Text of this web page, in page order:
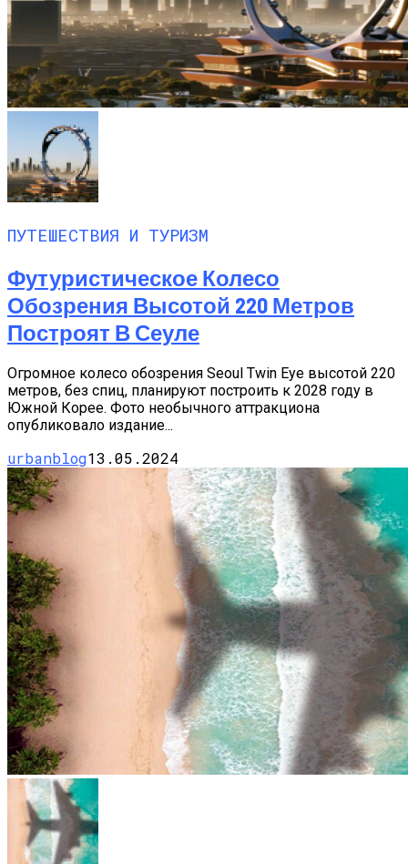
ПУТЕШЕСТВИЯ И ТУРИЗМ
Футуристическое Колесо
Обозрения Высотой 220 Метров
Построят В Сеуле
Огромное колесо обозрения Seoul Twin Eye высотой 220
метров, без спиц, планируют построить к 2028 году в
Южной Корее. Фото необычного аттракциона
опубликовало издание...
urbanblog13.05.2024